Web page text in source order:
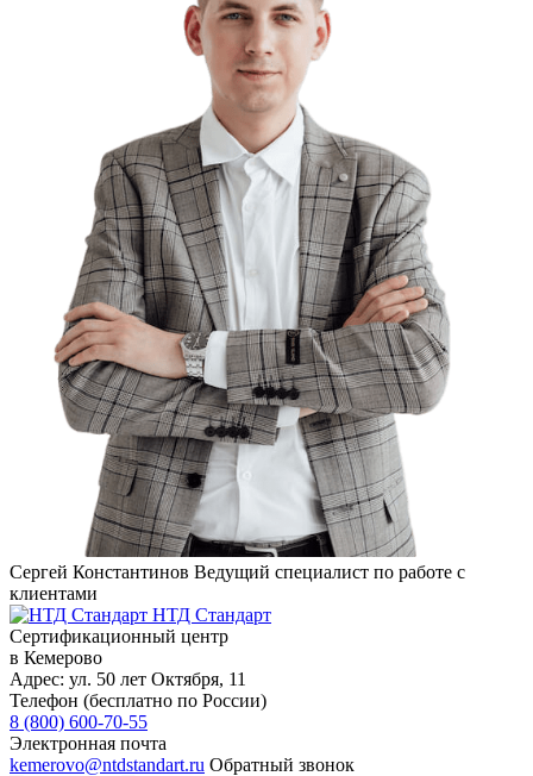
Сергей Константинов Ведущий специалист по работе с
клиентами
НТД Стандарт
Сертификационный центр
в Кемерово
Адрес: ул. 50 лет Октября, 11
Телефон (бесплатно по России)
8 (800) 600-70-55
Электронная почта
kemerovo@ntdstandart.ru Обратный звонок